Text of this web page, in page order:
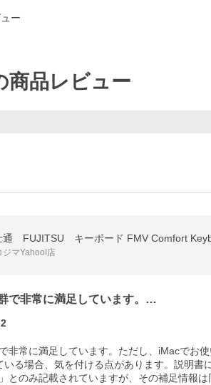
ー
商品レビュー
通 FUJITSU キーボード FMV Comfort
ジマYahoo!店
で非常に満足しています。…
2
非常に満足しています。ただし、iMacでお
いる場合、気を付ける点があります。説明書
とのみ記載されていますが、その補足情報